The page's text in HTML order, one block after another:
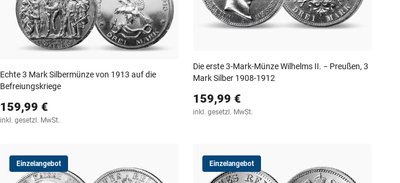
Echte 3 Mark Silbermünze von 1913 auf die
Befreiungskriege
159,99 €
inkl. gesetzl. MwSt.
Die erste 3-Mark-Münze Wilhelms II. − Preußen, 3
Mark Silber 1908-1912
159,99 €
inkl. gesetzl. MwSt.
Einzelangebot Einzelangebot